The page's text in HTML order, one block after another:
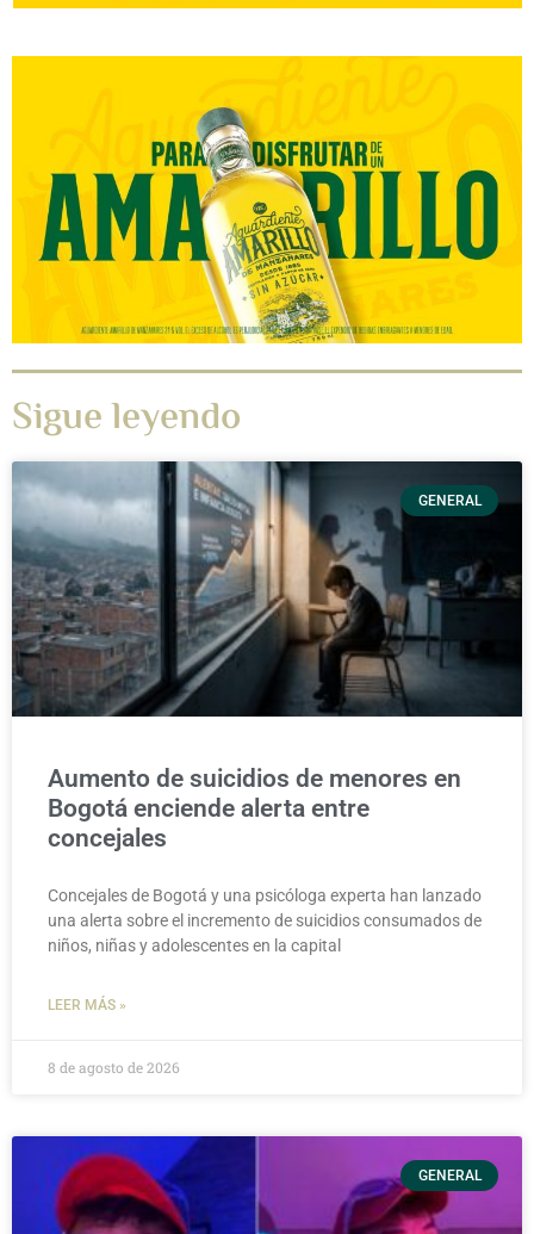
Sigue leyendo
GENERAL
Aumento de suicidios de menores en
Bogotá enciende alerta entre
concejales
Concejales de Bogotá y una psicóloga experta han lanzado
una alerta sobre el incremento de suicidios consumados de
niños, niñas y adolescentes en la capital
LEER MÁS »
8 de agosto de 2026
GENERAL